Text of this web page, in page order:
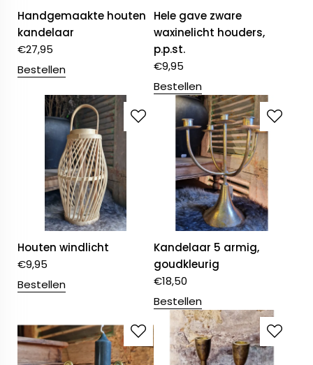
Handgemaakte houten
kandelaar
€27,95
Bestellen
Hele gave zware
waxinelicht houders,
p.p.st.
€9,95
Bestellen
Houten windlicht
€9,95
Bestellen
Kandelaar 5 armig,
goudkleurig
€18,50
Bestellen